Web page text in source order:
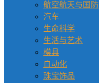
航空航天与国防
汽车
生命科学
生活与艺术
模具
自动化
珠宝饰品